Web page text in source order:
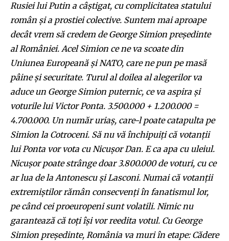
Rusiei lui Putin a câștigat, cu complicitatea statului
român și a prostiei colective. Suntem mai aproape
decât vrem să credem de George Simion președinte
al României. Acel Simion ce ne va scoate din
Uniunea Europeană și NATO, care ne pun pe masă
pâine și securitate. Turul al doilea al alegerilor va
aduce un George Simion puternic, ce va aspira și
voturile lui Victor Ponta. 3.500.000 + 1.200.000 =
4.700.000. Un număr uriaș, care-l poate catapulta pe
Simion la Cotroceni. Să nu vă închipuiți că votanții
lui Ponta vor vota cu Nicușor Dan. E ca apa cu uleiul.
Nicușor poate strânge doar 3.800.000 de voturi, cu ce
ar lua de la Antonescu și Lasconi. Numai că votanții
extremiștilor rămân consecvenți în fanatismul lor,
pe când cei proeuropeni sunt volatili. Nimic nu
garantează că toți își vor reedita votul. Cu George
Simion președinte, România va muri în etape: Cădere